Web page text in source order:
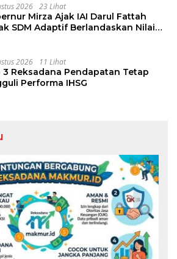
2026 23 Lihat
Mirza Ajak IAI Darul Fattah
SDM Adaptif Berlandaskan Nilai
2026 11 Lihat
3 Reksadana Pendapatan Tetap
Performa IHSG